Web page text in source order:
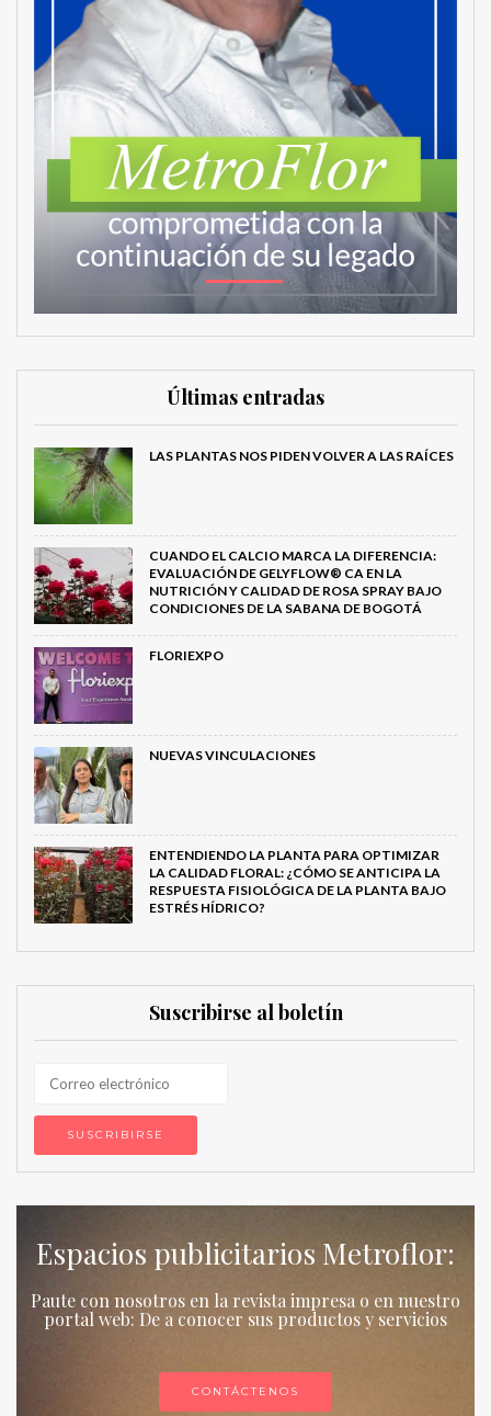
Últimas entradas
LAS PLANTAS NOS PIDEN VOLVER A LAS RAÍCES
CUANDO EL CALCIO MARCA LA DIFERENCIA:
EVALUACIÓN DE GELYFLOW® CA EN LA
NUTRICIÓN Y CALIDAD DE ROSA SPRAY BAJO
CONDICIONES DE LA SABANA DE BOGOTÁ
FLORIEXPO
NUEVAS VINCULACIONES
ENTENDIENDO LA PLANTA PARA OPTIMIZAR
LA CALIDAD FLORAL: ¿CÓMO SE ANTICIPA LA
RESPUESTA FISIOLÓGICA DE LA PLANTA BAJO
ESTRÉS HÍDRICO?
Suscribirse al boletín
Espacios publicitarios Metroflor:
Paute con nosotros en la revista impresa o en nuestro
portal web: De a conocer sus productos y servicios
CONTÁCTENOS